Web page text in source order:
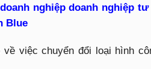
nghiệp doanh nghiệp
Blue
về việc chuyển đổi loại hình